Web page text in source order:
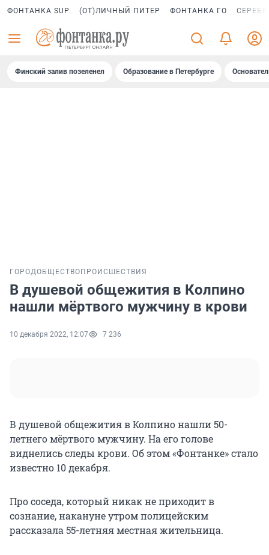
ФОНТАНКА SUP (ОТ)ЛИЧНЫЙ ПИТЕР ФОНТАНКА ГО
Финский залив позеленел Образование в Петербурге
ГОРОДОБЩЕСТВО ПРОИСШЕСТВИЯ
В душевой общежития в Колпино
нашли мёртвого мужчину в крови
10 декабря 2022, 12:07 7 236
В душевой общежития в Колпино нашли 50-
летнего мёртвого мужчину. На его голове
виднелись следы крови. Об этом «Фонтанке» стало
известно 10 декабря.
Про соседа, который никак не приходит в
сознание, накануне утром полицейским
рассказала 55-летняя местная жительница.